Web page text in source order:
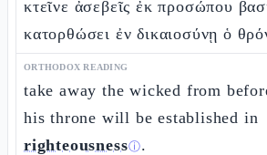
κτεῖνε ἀσεβεῖς ἐκ προσώπου
κατορθώσει ἐν δικαιοσύνῃ ὁ
ORTHODOX READING
take away the wicked from
his throne will be established in
righteousnessⓘ.